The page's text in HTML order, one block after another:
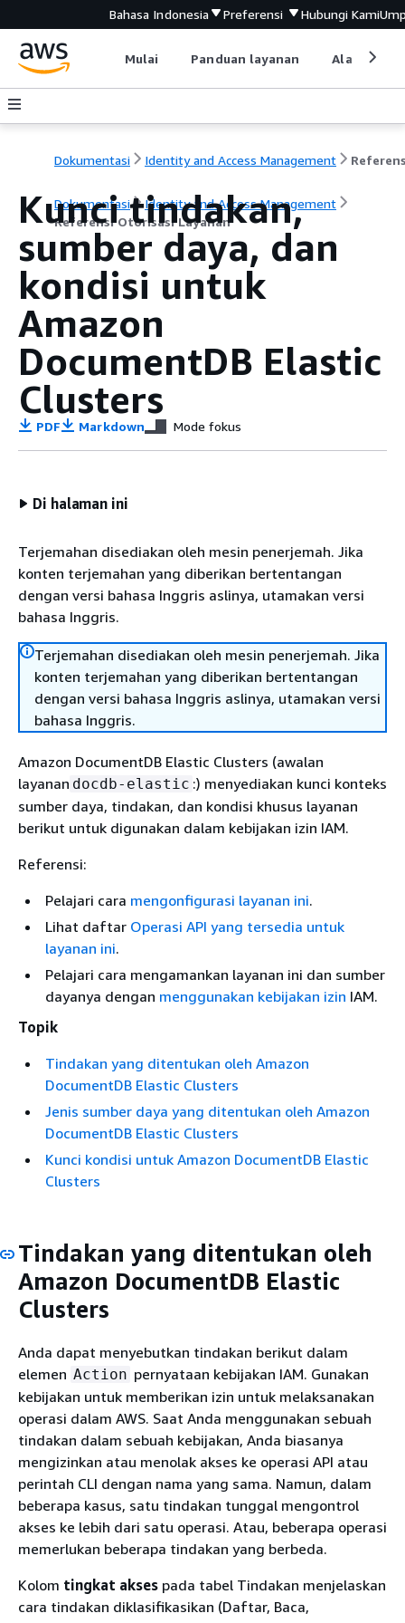
Bahasa Indonesia Preferensi Hubungi Kami
Mulai Panduan layanan Alat
Dokumentasi Identity and Access Management
Dokumentasi
Identity and Access Management
Referensi Otorisasi Layanan
Kunci tindakan,
sumber daya, dan
kondisi untuk
Amazon
DocumentDB Elastic
Clusters
PDF Markdown Mode fokus
Di halaman ini
Terjemahan disediakan oleh mesin penerjemah. Jika
konten terjemahan yang diberikan bertentangan
dengan versi bahasa Inggris aslinya, utamakan versi
bahasa Inggris.
Terjemahan disediakan oleh mesin penerjemah. Jika
konten terjemahan yang diberikan bertentangan
dengan versi bahasa Inggris aslinya, utamakan versi
bahasa Inggris.
Amazon DocumentDB Elastic Clusters (awalan
layanan docdb-elastic :) menyediakan kunci konteks
sumber daya, tindakan, dan kondisi khusus layanan
berikut untuk digunakan dalam kebijakan izin IAM.
Referensi:
Pelajari cara mengonfigurasi layanan ini.
Lihat daftar Operasi API yang tersedia untuk
layanan ini.
Pelajari cara mengamankan layanan ini dan sumber
dayanya dengan menggunakan kebijakan izin IAM.
Topik
Tindakan yang ditentukan oleh Amazon
DocumentDB Elastic Clusters
Jenis sumber daya yang ditentukan oleh Amazon
DocumentDB Elastic Clusters
Kunci kondisi untuk Amazon DocumentDB Elastic
Clusters
Tindakan yang ditentukan oleh
Amazon DocumentDB Elastic
Clusters
Anda dapat menyebutkan tindakan berikut dalam
elemen Action pernyataan kebijakan IAM. Gunakan
kebijakan untuk memberikan izin untuk melaksanakan
operasi dalam AWS. Saat Anda menggunakan sebuah
tindakan dalam sebuah kebijakan, Anda biasanya
mengizinkan atau menolak akses ke operasi API atau
perintah CLI dengan nama yang sama. Namun, dalam
beberapa kasus, satu tindakan tunggal mengontrol
akses ke lebih dari satu operasi. Atau, beberapa operasi
memerlukan beberapa tindakan yang berbeda.
Kolom tingkat akses pada tabel Tindakan menjelaskan
cara tindakan diklasifikasikan (Daftar, Baca,